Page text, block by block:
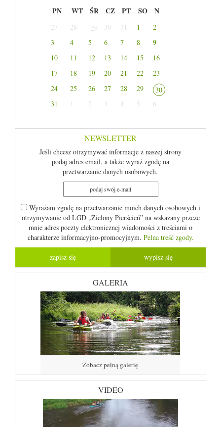
PN WT ŚR CZ PT SO N
27 28 29 30 31 1
2
3
4 5 6 7 8 9
10 11 12 13 14 15
16
17
18 19 20 21 22
23
24
25 26 27 28 29
30
31
1 2 3 4 5 6
NEWSLETTER
Jeśli chcesz otrzymywać informacje z naszej strony
podaj adres email, a także wyraź zgodę na
przetwarzanie danych osobowych.
Wyrażam zgodę na przetwarzanie moich danych osobowych i
otrzymywanie od LGD „Zielony Pierścień” na wskazany przeze
mnie adres poczty elektronicznej wiadomości z treściami o
charakterze informacyjno-promocyjnym. Pelna treść zgody.
GALERIA
Zobacz pełną galerię
VIDEO